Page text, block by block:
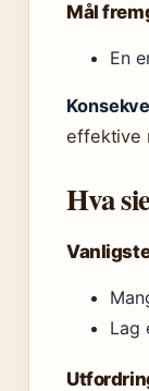
Mål
En
effektive
Hva
Lag